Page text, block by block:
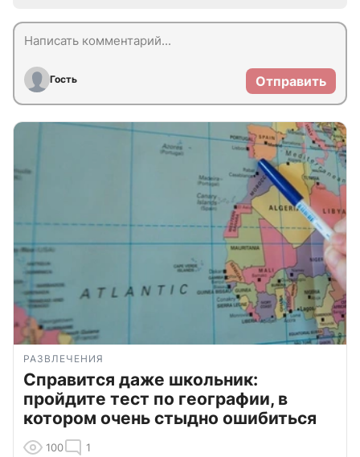
Гость Отправить
РАЗВЛЕЧЕНИЯ
Справится даже школьник:
пройдите тест по географии, в
котором очень стыдно ошибиться
100 1